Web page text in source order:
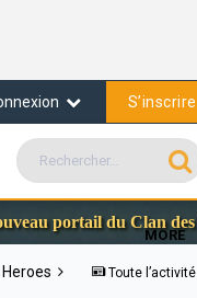
S’inscrire
MORE
du Clan des Officiers
Toute l’activité